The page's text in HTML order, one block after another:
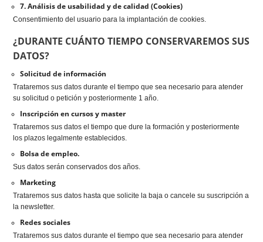
7. Análisis de usabilidad y de calidad (Cookies)
Consentimiento del usuario para la implantación de cookies.
¿DURANTE CUÁNTO TIEMPO CONSERVAREMOS SUS
DATOS?
Solicitud de información
Trataremos sus datos durante el tiempo que sea necesario para atender
su solicitud o petición y posteriormente 1 año.
Inscripción en cursos y master
Trataremos sus datos el tiempo que dure la formación y posteriormente
los plazos legalmente establecidos.
Bolsa de empleo.
Sus datos serán conservados dos años.
Marketing
Trataremos sus datos hasta que solicite la baja o cancele su suscripción a
la newsletter.
Redes sociales
Trataremos sus datos durante el tiempo que sea necesario para atender